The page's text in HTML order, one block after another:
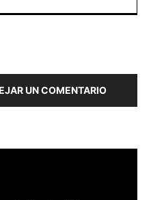
UN COMENTARIO